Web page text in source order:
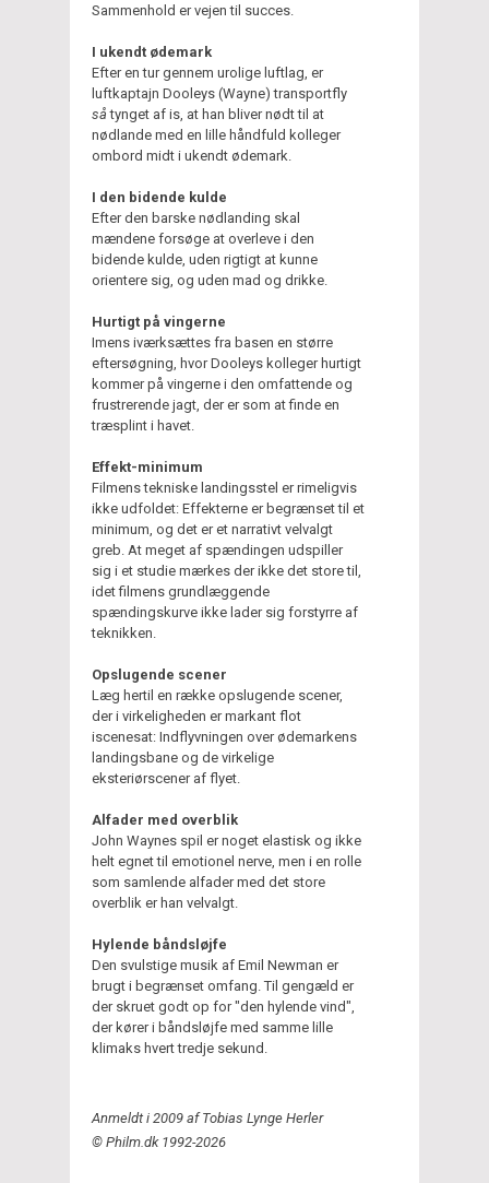
Sammenhold er vejen til succes.
I ukendt ødemark
Efter en tur gennem urolige luftlag, er
luftkaptajn Dooleys (Wayne) transportfly
så tynget af is, at han bliver nødt til at
nødlande med en lille håndfuld kolleger
ombord midt i ukendt ødemark.
I den bidende kulde
Efter den barske nødlanding skal
mændene forsøge at overleve i den
bidende kulde, uden rigtigt at kunne
orientere sig, og uden mad og drikke.
Hurtigt på vingerne
Imens iværksættes fra basen en større
eftersøgning, hvor Dooleys kolleger hurtigt
kommer på vingerne i den omfattende og
frustrerende jagt, der er som at finde en
træsplint i havet.
Effekt-minimum
Filmens tekniske landingsstel er rimeligvis
ikke udfoldet: Effekterne er begrænset til et
minimum, og det er et narrativt velvalgt
greb. At meget af spændingen udspiller
sig i et studie mærkes der ikke det store til,
idet filmens grundlæggende
spændingskurve ikke lader sig forstyrre af
teknikken.
Opslugende scener
Læg hertil en række opslugende scener,
der i virkeligheden er markant flot
iscenesat: Indflyvningen over ødemarkens
landingsbane og de virkelige
eksteriørscener af flyet.
Alfader med overblik
John Waynes spil er noget elastisk og ikke
helt egnet til emotionel nerve, men i en rolle
som samlende alfader med det store
overblik er han velvalgt.
Hylende båndsløjfe
Den svulstige musik af Emil Newman er
brugt i begrænset omfang. Til gengæld er
der skruet godt op for "den hylende vind",
der kører i båndsløjfe med samme lille
klimaks hvert tredje sekund.
Anmeldt i 2009 af Tobias Lynge Herler
© Philm.dk 1992-2026